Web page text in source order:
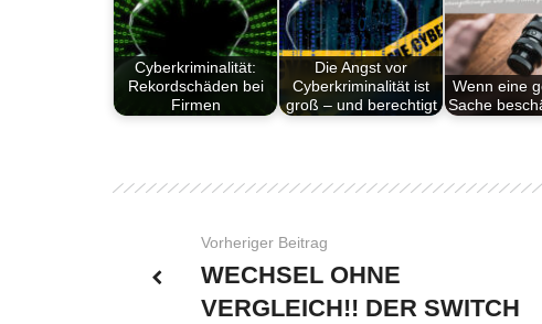
Cyberkriminalität:
Rekordschäden bei
Firmen
Die Angst vor
Cyberkriminalität ist
groß – und berechtigt
Wenn eine
Sache
Vorheriger Beitrag
WECHSEL OHNE
VERGLEICH!! DER SWITCH